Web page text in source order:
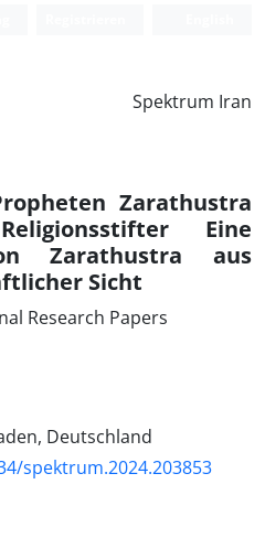
Spektrum Iran
Zarathustra
Eine
Zarathustra aus
Sicht
Research Papers
Deutschland
spektrum.2024.203853